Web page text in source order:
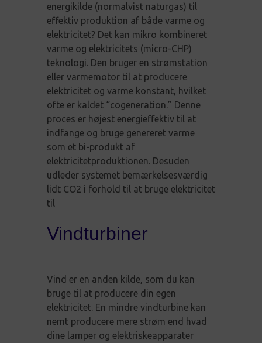
energikilde (normalvist naturgas) til
effektiv produktion af både varme og
elektricitet? Det kan mikro kombineret
varme og elektricitets (micro-CHP)
teknologi. Den bruger en strømstation
eller varmemotor til at producere
elektricitet og varme konstant, hvilket
ofte er kaldet “cogeneration.” Denne
proces er højest energieffektiv til at
indfange og bruge genereret varme
som et bi-produkt af
elektricitetproduktionen. Desuden
udleder systemet bemærkelsesværdig
lidt CO2 i forhold til at bruge elektricitet
til
Vindturbiner
Vind er en anden kilde, som du kan
bruge til at producere din egen
elektricitet. En mindre vindturbine kan
nemt producere mere strøm end hvad
dine lamper og elektriskeapparater